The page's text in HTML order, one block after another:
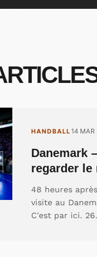
HANDBALL14 MAR
Danemark
regarder le
48 heures
visite au
C'est par ici.